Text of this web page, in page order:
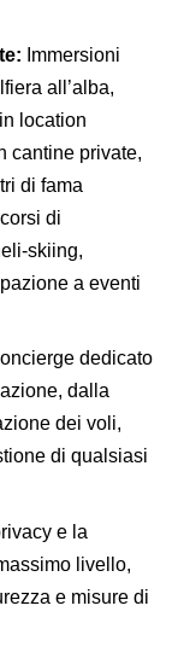
Immersioni
all’alba,
location
cantine private,
di fama
di
skiing,
a eventi
dedicato
dalla
dei voli,
di qualsiasi
e la
livello,
e misure di